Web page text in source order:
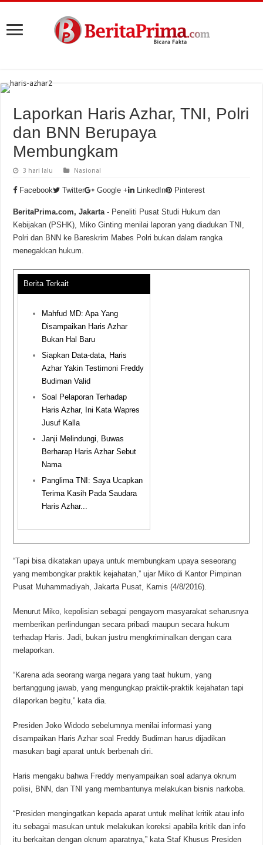
Laporkan Haris Azhar, TNI, Polri
dan BNN Berupaya
Membungkam
3 hari lalu Nasional
Facebook Twitter Google + LinkedIn Pinterest
BeritaPrima.com, Jakarta - Peneliti Pusat Studi Hukum dan
Kebijakan (PSHK), Miko Ginting menilai laporan yang diadukan TNI,
Polri dan BNN ke Bareskrim Mabes Polri bukan dalam rangka
menegakkan hukum.
Berita Terkait
Mahfud MD: Apa Yang
Disampaikan Haris Azhar
Bukan Hal Baru
Siapkan Data-data, Haris
Azhar Yakin Testimoni Freddy
Budiman Valid
Soal Pelaporan Terhadap
Haris Azhar, Ini Kata Wapres
Jusuf Kalla
Janji Melindungi, Buwas
Berharap Haris Azhar Sebut
Nama
Panglima TNI: Saya Ucapkan
Terima Kasih Pada Saudara
Haris Azhar...
“Tapi bisa dikatakan upaya untuk membungkam upaya seseorang
yang membongkar praktik kejahatan,” ujar Miko di Kantor Pimpinan
Pusat Muhammadiyah, Jakarta Pusat, Kamis (4/8/2016).
Menurut Miko, kepolisian sebagai pengayom masyarakat seharusnya
memberikan perlindungan secara pribadi maupun secara hukum
terhadap Haris. Jadi, bukan justru mengkriminalkan dengan cara
melaporkan.
“Karena ada seorang warga negara yang taat hukum, yang
bertanggung jawab, yang mengungkap praktik-praktik kejahatan tapi
dilaporkan begitu,” kata dia.
Presiden Joko Widodo sebelumnya menilai informasi yang
disampaikan Haris Azhar soal Freddy Budiman harus dijadikan
masukan bagi aparat untuk berbenah diri.
Haris mengaku bahwa Freddy menyampaikan soal adanya oknum
polisi, BNN, dan TNI yang membantunya melakukan bisnis narkoba.
“Presiden mengingatkan kepada aparat untuk melihat kritik atau info
itu sebagai masukan untuk melakukan koreksi apabila kritik dan info
itu berkaitan dengan oknum aparatnya,” kata Staf Khusus Presiden